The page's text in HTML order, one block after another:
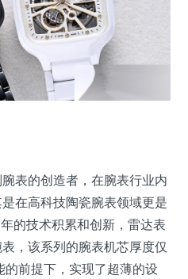
表的创造者，在腕表行业内
在高科技陶瓷腕表领域更是
的技术积累和创新，雷达表
，该系列的腕表机芯厚度仅
前提下，实现了超薄的设